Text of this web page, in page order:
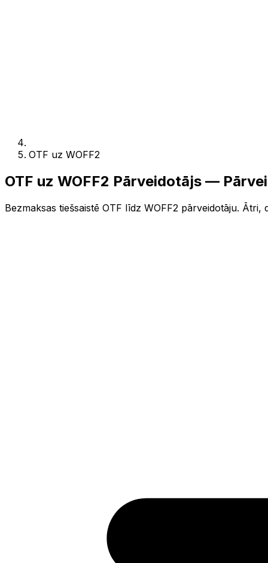
OTF uz WOFF2
OTF uz WOFF2 Pārveidotājs —
Bezmaksas tiešsaistē OTF līdz WOFF2 pārveidotāju. Ātri,